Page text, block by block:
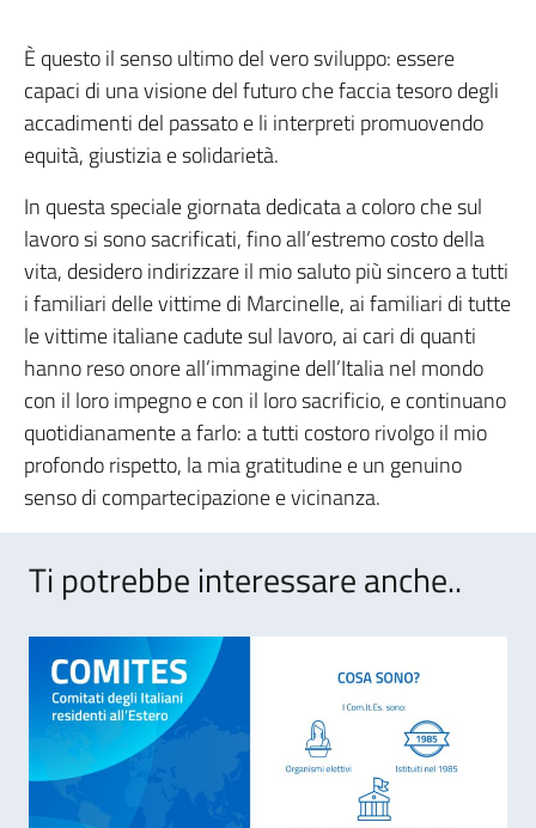
È questo il senso ultimo del vero sviluppo: essere
capaci di una visione del futuro che faccia tesoro degli
accadimenti del passato e li interpreti promuovendo
equità, giustizia e solidarietà.
In questa speciale giornata dedicata a coloro che sul
lavoro si sono sacrificati, fino all’estremo costo della
vita, desidero indirizzare il mio saluto più sincero a tutti
i familiari delle vittime di Marcinelle, ai familiari di tutte
le vittime italiane cadute sul lavoro, ai cari di quanti
hanno reso onore all’immagine dell’Italia nel mondo
con il loro impegno e con il loro sacrificio, e continuano
quotidianamente a farlo: a tutti costoro rivolgo il mio
profondo rispetto, la mia gratitudine e un genuino
senso di compartecipazione e vicinanza.
Ti potrebbe interessare anche..